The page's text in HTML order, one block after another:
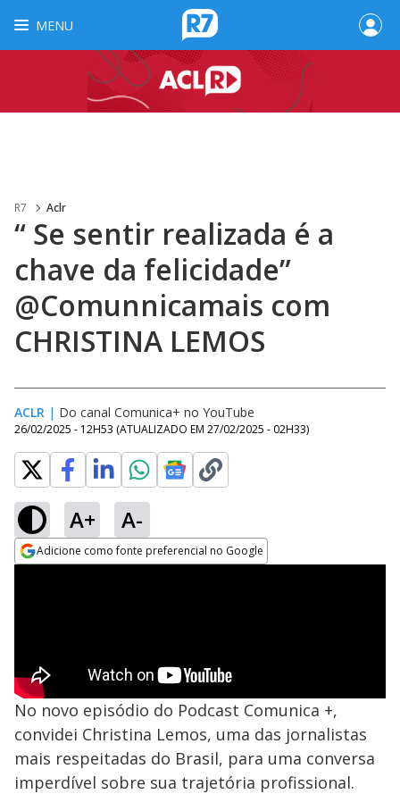
MENU
R7 Aclr
“ Se sentir realizada é a
chave da felicidade”
@Comunnicamais com
CHRISTINA LEMOS
ACLR | Do canal Comunica+ no YouTube
26/02/2025 - 12H53 (ATUALIZADO EM 27/02/2025 - 02H33)
A+ A-
Adicione como fonte preferencial no Google
No novo episódio do Podcast Comunica +,
convidei Christina Lemos, uma das jornalistas
mais respeitadas do Brasil, para uma conversa
imperdível sobre sua trajetória profissional.